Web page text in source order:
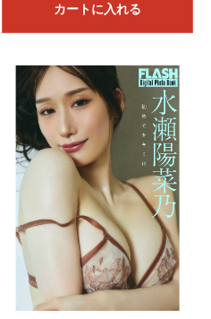
カートに入れる